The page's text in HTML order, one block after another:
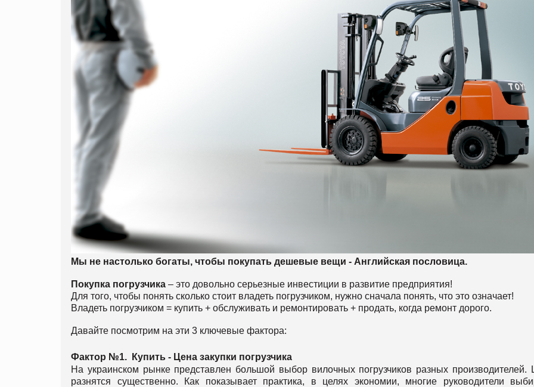
Мы не настолько богаты, чтобы покупать дешевые вещи - Английская пословица.
Покупка погрузчика – это довольно серьезные инвестиции в развитие предприятия!
Для того, чтобы понять сколько стоит владеть погрузчиком, нужно сначала понять, что это означает!
Владеть погрузчиком = купить + обслуживать и ремонтировать + продать, когда ремонт дорого.
Давайте посмотрим на эти 3 ключевые фактора:
Фактор №1. Купить - Цена закупки погрузчика
На украинском рынке представлен большой выбор вилочных погрузчиков разных производителей.
разнятся существенно. Как показывает практика, в целях экономии, многие руководители